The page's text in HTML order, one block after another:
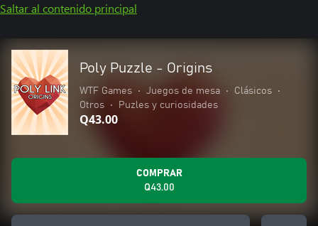
Saltar al contenido principal
Poly Puzzle - Origins
WTF Games • Juegos de mesa • Clásicos
•
Otros
• Puzles y curiosidades
Q43.00
COMPRAR
Q43.00